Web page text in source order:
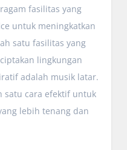
fasilitas yang
untuk meningkatkan
satu fasilitas yang
lingkungan
adalah musik latar.
satu cara efektif untuk
lebih tenang dan